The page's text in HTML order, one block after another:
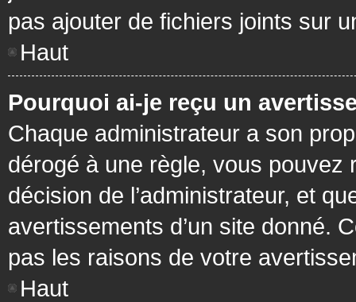
pas ajouter de fichiers joints sur
Haut
Pourquoi ai-je reçu un
Chaque administrateur a son
dérogé à une règle, vous pouvez
décision de l’administrateur, et
avertissements d’un site donné.
pas les raisons de votre
Haut